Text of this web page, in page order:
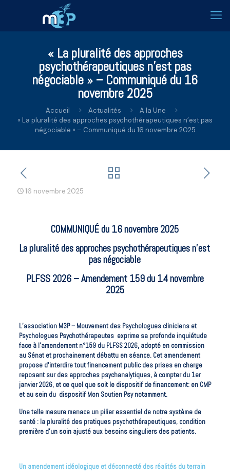
« La pluralité des approches
psychothérapeutiques n’est pas
négociable » – Communiqué du 16
novembre 2025
Accueil Actualités
A la Une
« La pluralité des approches psychothérapeutiques n’est pas
négociable » – Communiqué du 16 novembre 2025
16 novembre 2025
COMMUNIQUÉ du 16 novembre 2025
La pluralité des approches psychothérapeutiques n’est
pas négociable
PLFSS 2026 – Amendement 159 du 14 novembre
2025
L’association M3P – Mouvement des Psychologues cliniciens et
Psychologues Psychothérapeutesexprime sa profonde inquiétude
face à l’amendement n°159 du PLFSS 2026, adopté en commission
au Sénat et prochainement débattu en séance. Cet amendement
propose d’interdire tout financement public des prises en charge
reposant sur des approches psychanalytiques, à compter du 1er
janvier 2026, et ce quel que soit le dispositif de financement: en CMP
et au sein du dispositif Mon Soutien Psy notamment.
Une telle mesure menace un pilier essentiel de notre système de
santé : la pluralité des pratiques psychothérapeutiques, condition
première d’un soin ajusté aux besoins singuliers des patients.
Un amendement idéologique et déconnecté des réalités du terrain